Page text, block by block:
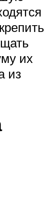
их
из